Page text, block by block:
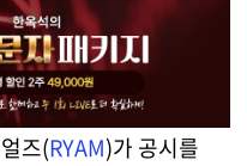
즈(RYAM)가 공시를